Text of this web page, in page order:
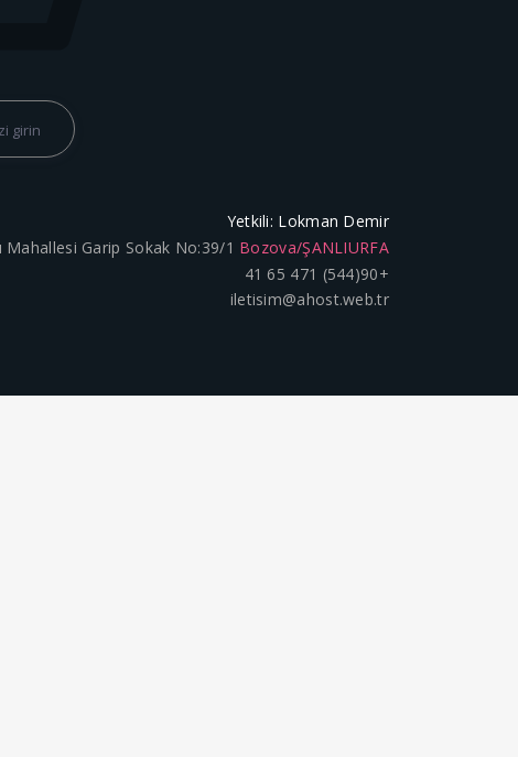
Yetkili: Lokman Demir
Mahallesi Garip Sokak No:39/1 Bozova/ŞANLIURFA
+90(544) 471 65 41
iletisim@ahost.web.tr